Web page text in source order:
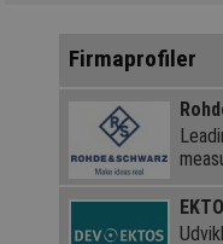
Firmaprofiler